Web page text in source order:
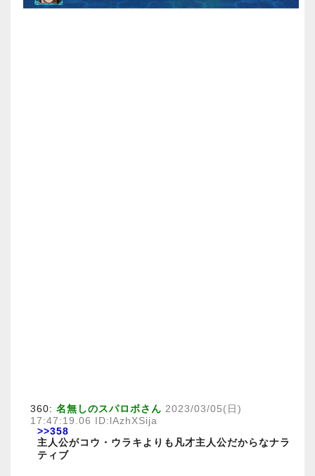
360: 名無しのスパロボさん 2023/03/05(日)
17:47:19.06 ID:lAzhXSija
>>358
主人公がコウ・ウラキよりも凡才主人公だからなナラ
ティブ